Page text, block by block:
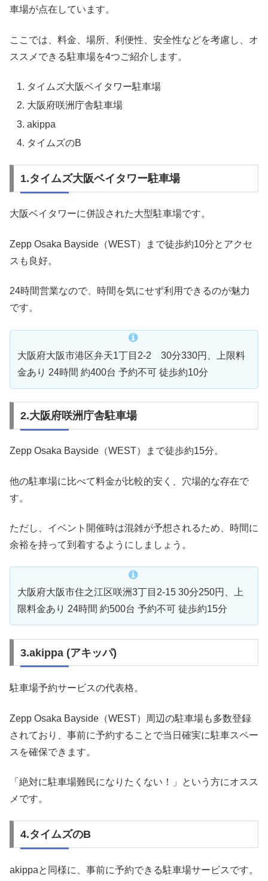
車場が点在しています。
ここでは、料金、場所、利便性、安全性などを考慮し、オ
ススメできる駐車場を4つご紹介します。
タイムズ大阪ベイタワー駐車場
大阪府咲洲庁舎駐車場
akippa
タイムズのB
1.タイムズ大阪ベイタワー駐車場
大阪ベイタワーに併設された大型駐車場です。
Zepp Osaka Bayside（WEST）まで徒歩約10分とアクセ
スも良好。
24時間営業なので、時間を気にせず利用できるのが魅力
です。
大阪府大阪市港区弁天1丁目2-2 30分330円、上限料
金あり 24時間 約400台 予約不可 徒歩約10分
2.大阪府咲洲庁舎駐車場
Zepp Osaka Bayside（WEST）まで徒歩約15分。
他の駐車場に比べて料金が比較的安く、穴場的な存在で
す。
ただし、イベント開催時は混雑が予想されるため、時間に
余裕を持って到着するようにしましょう。
大阪府大阪市住之江区咲洲3丁目2-15 30分250円、上
限料金あり 24時間 約500台 予約不可 徒歩約15分
3.akippa (アキッパ)
駐車場予約サービスの代表格。
Zepp Osaka Bayside（WEST）周辺の駐車場も多数登録
されており、事前に予約することで当日確実に駐車スペー
スを確保できます。
「絶対に駐車場難民になりたくない！」という方にオスス
メです。
4.タイムズのB
akippaと同様に、事前に予約できる駐車場サービスです。